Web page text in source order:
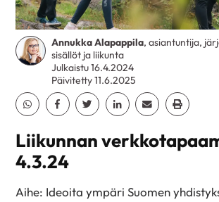
Annukka Alapappila, asiantuntija,
sisällöt ja liikunta
Julkaistu 16.4.2024
Päivitetty 11.6.2025
Jaa Whatsapp
Jaa Facebook
Jaa TwitterJaa Linkedin
Jaa EmailJaa Print
Liikunnan
4.3.24
Aihe: Ideoita ympäri Suomen